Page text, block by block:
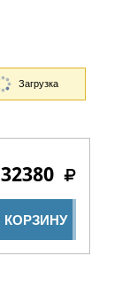
32380
КОРЗИНУ
Загрузка